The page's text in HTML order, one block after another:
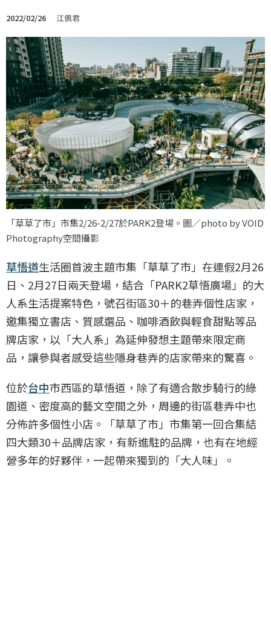
2022/02/26 江佩君
「草草了市」市集2/26-2/27於PARK2登場。圖／photo by VOID
Photography空間攝影
草悟道生活圈首波主題市集「草草了市」在連假2月26
日、2月27日兩天登場，結合「PARK2草悟廣場」的大
人系生活提案特色，號召街區30＋的巷弄個性店家，
邀集獨立書店、質感選品、咖啡酒飲與輕食甜點等品
牌店家，以「大人系」為延伸發想主題帶來限定商
品，讓參與者感受這些隱身巷弄的店家帶來的驚喜。
位於台中市西區的草悟道，除了有適合散步騎行的綠
園道、密度高的藝文空間之外，周邊的街區巷弄中也
分佈許多個性小店。「草草了市」市集第一回合集結
四大類30＋品牌店家，有新進駐的品牌，也有在地經
營多年的好夥伴，一起帶來獨到的「大人味」。